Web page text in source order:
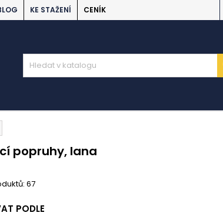
KE STAŽENÍ CENÍK
popruhy, lana
67
PODLE